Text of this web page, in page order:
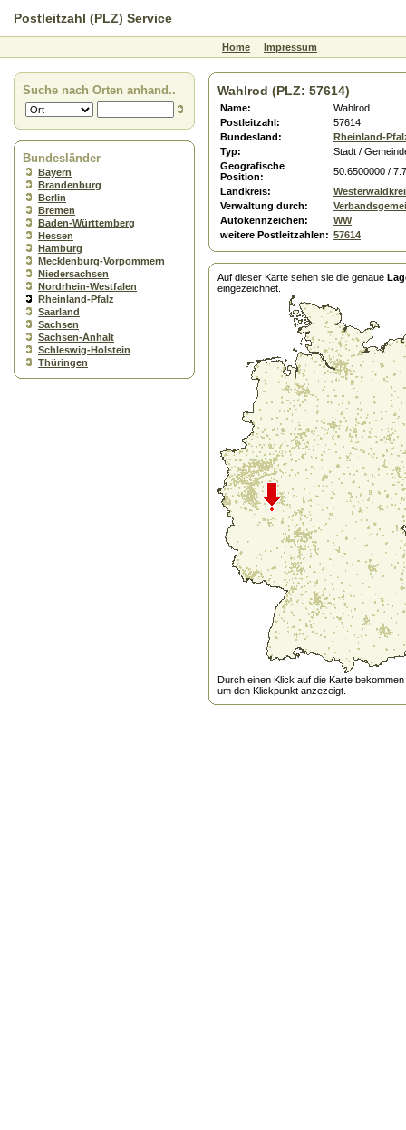
Postleitzahl (PLZ) Service
Home Impressum
Suche nach Orten anhand..
Bundesländer
Bayern
Brandenburg
Berlin
Bremen
Baden-Württemberg
Hessen
Hamburg
Mecklenburg-Vorpommern
Niedersachsen
Nordrhein-Westfalen
Rheinland-Pfalz
Saarland
Sachsen
Sachsen-Anhalt
Schleswig-Holstein
Thüringen
Wahlrod (PLZ: 57614)
Name:
Wahlrod
Postleitzahl:
57614
Bundesland:
Rheinland-
Typ:
Stadt /
Geografische
Position:
50.6500000 /
Landkreis:
Verwaltung durch:
Autokennzeichen:
WW
weitere Postleitzahlen: 57614
Auf dieser Karte sehen sie die genaue
eingezeichnet.
Durch einen Klick auf die Karte
um den Klickpunkt anzezeigt.